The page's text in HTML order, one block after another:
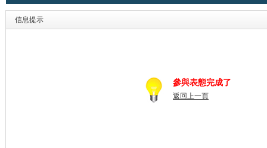
信息提示
參與表態完成了
返回上一頁